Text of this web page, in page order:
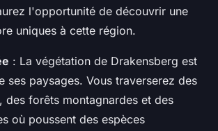
l'opportunité de découvrir une
uniques à cette région.
: La végétation de Drakensberg est
ses paysages. Vous traverserez des
des forêts montagnardes et des
où poussent des espèces